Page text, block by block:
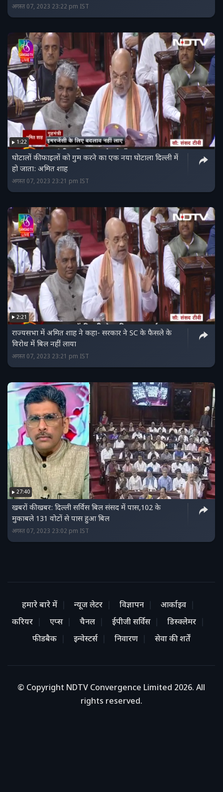
अगस्त 07, 2023 23:22 pm IST
1:22
घोटालों की फाइलों को गुम करने का एक नया घोटाला दिल्ली में
हो जाता: अमित शाह
अगस्त 07, 2023 23:21 pm IST
2:21
राज्यसभा में अमित शाह ने कहा- सरकार ने SC के फैसले के
विरोध में बिल नहीं लाया
अगस्त 07, 2023 23:21 pm IST
27:40
खबरों की खबर: दिल्ली सर्विस बिल संसद में पास,102 के
मुकाबले 131 वोटों से पास हुआ बिल
अगस्त 07, 2023 23:02 pm IST
हमारे बारे में न्यूज लेटर विज्ञापन
आर्काइव
करियर
एप्स चैनल ईपीजी सर्विस
डिस्क्लेमर
फीडबैक
इन्वेस्टर्स निवारण सेवा की शर्तें
© Copyright NDTV Convergence Limited 2026. All
rights reserved.